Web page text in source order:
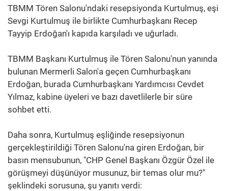
TBMM Tören Salonu'ndaki resepsiyonda Kurtulmuş, eşi
Sevgi Kurtulmuş ile birlikte Cumhurbaşkanı Recep
Tayyip Erdoğan'ı kapıda karşıladı ve uğurladı.
TBMM Başkanı Kurtulmuş ile Tören Salonu'nun yanında
bulunan Mermerli Salon'a geçen Cumhurbaşkanı
Erdoğan, burada Cumhurbaşkanı Yardımcısı Cevdet
Yılmaz, kabine üyeleri ve bazı davetlilerle bir süre
sohbet etti.
Daha sonra, Kurtulmuş eşliğinde resepsiyonun
gerçekleştirildiği Tören Salonu'na giren Erdoğan, bir
basın mensubunun, "CHP Genel Başkanı Özgür Özel ile
görüşmeyi düşünüyor musunuz, bir temas olur mu?"
şeklindeki sorusuna, şu yanıtı verdi: